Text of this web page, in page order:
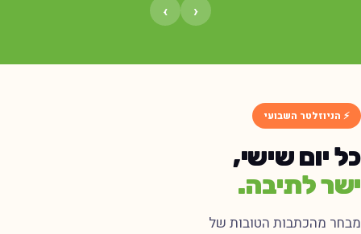
⚡ הניוזלטר השבועי
יום שישי,
לתיבה.
מהכתבות הטובות של